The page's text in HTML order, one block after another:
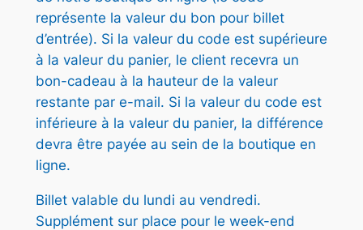
représente la valeur du bon pour billet
d’entrée). Si la valeur du code est supérieure
à la valeur du panier, le client recevra un
bon-cadeau à la hauteur de la valeur
restante par e-mail. Si la valeur du code est
inférieure à la valeur du panier, la différence
devra être payée au sein de la boutique en
ligne.
Billet valable du lundi au vendredi.
Supplément sur place pour le week-end